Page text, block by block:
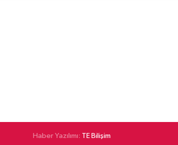
Haber Yazılımı: TE Bilişim